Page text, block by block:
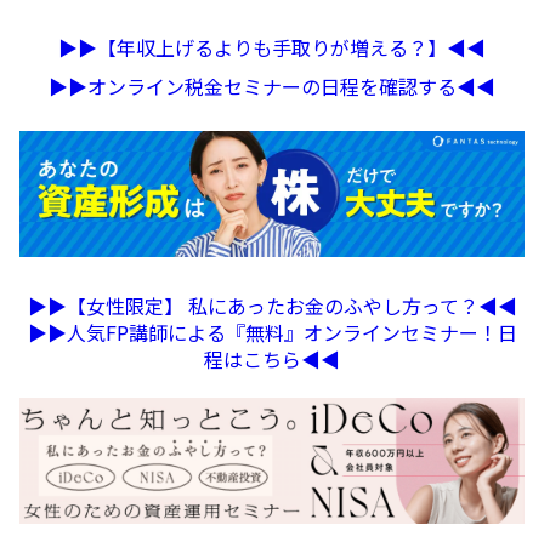
▶︎▶︎【年収上げるよりも手取りが増える？】◀︎◀︎
▶︎▶︎オンライン税金セミナーの日程を確認する◀︎◀︎
▶︎▶︎【女性限定】 私にあったお金のふやし方って？◀︎◀︎
▶︎▶︎人気FP講師による『無料』オンラインセミナー！日
程はこちら◀︎◀︎